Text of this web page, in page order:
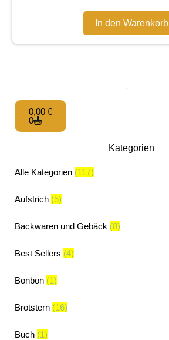
In den Warenkorb
0,00 €
0
Kategorien
Alle Kategorien (117)
Aufstrich (5)
Backwaren und Gebäck (8)
Best Sellers (4)
Bonbon (1)
Brotstern (16)
Buch (1)